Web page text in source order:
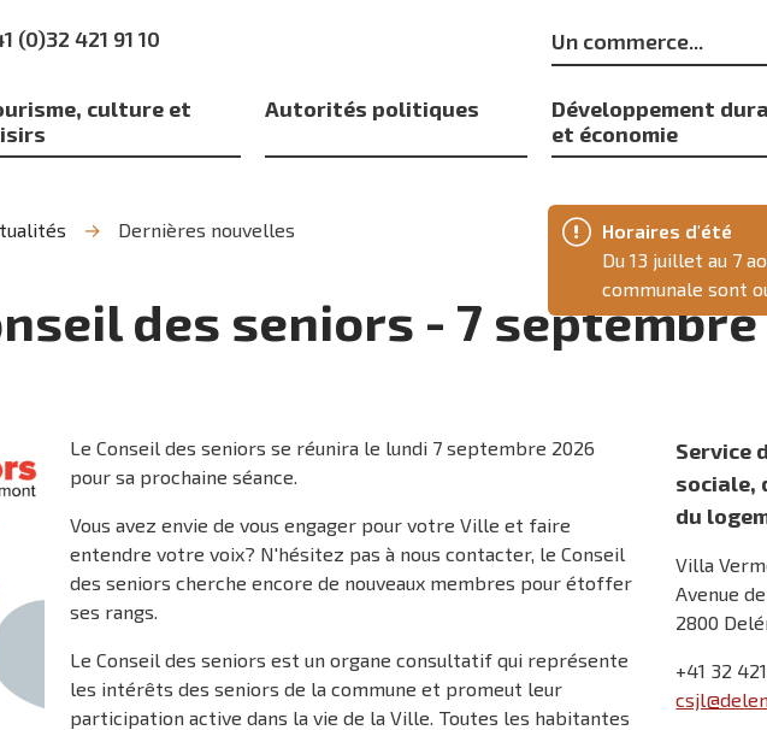
Horaires d'été
Du 13 juillet au 7
communale sont
(0)32 421 91 10
Mots
clés
culture et
Autorités politiques
Développement
et économie
Dernières nouvelles
des seniors - 7
Le Conseil des seniors se réunira le lundi 7 septembre 2026
pour sa prochaine séance.
Vous avez envie de vous engager pour votre Ville et faire
entendre votre voix? N'hésitez pas à nous contacter, le Conseil
des seniors cherche encore de nouveaux membres pour étoffer
ses rangs.
Le Conseil des seniors est un organe consultatif qui représente
les intérêts des seniors de la commune et promeut leur
participation active dans la vie de la Ville. Toutes les habitantes
Service
sociale,
du
Villa
Avenue
2800
+41 32